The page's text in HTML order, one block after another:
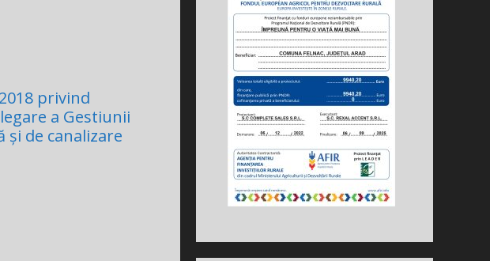
privind
a Gestiunii
și de canalizare